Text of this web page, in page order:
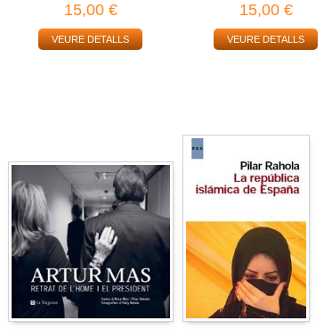
15,00 €
VEURE DETALLS
15,00 €
VEURE DETALLS